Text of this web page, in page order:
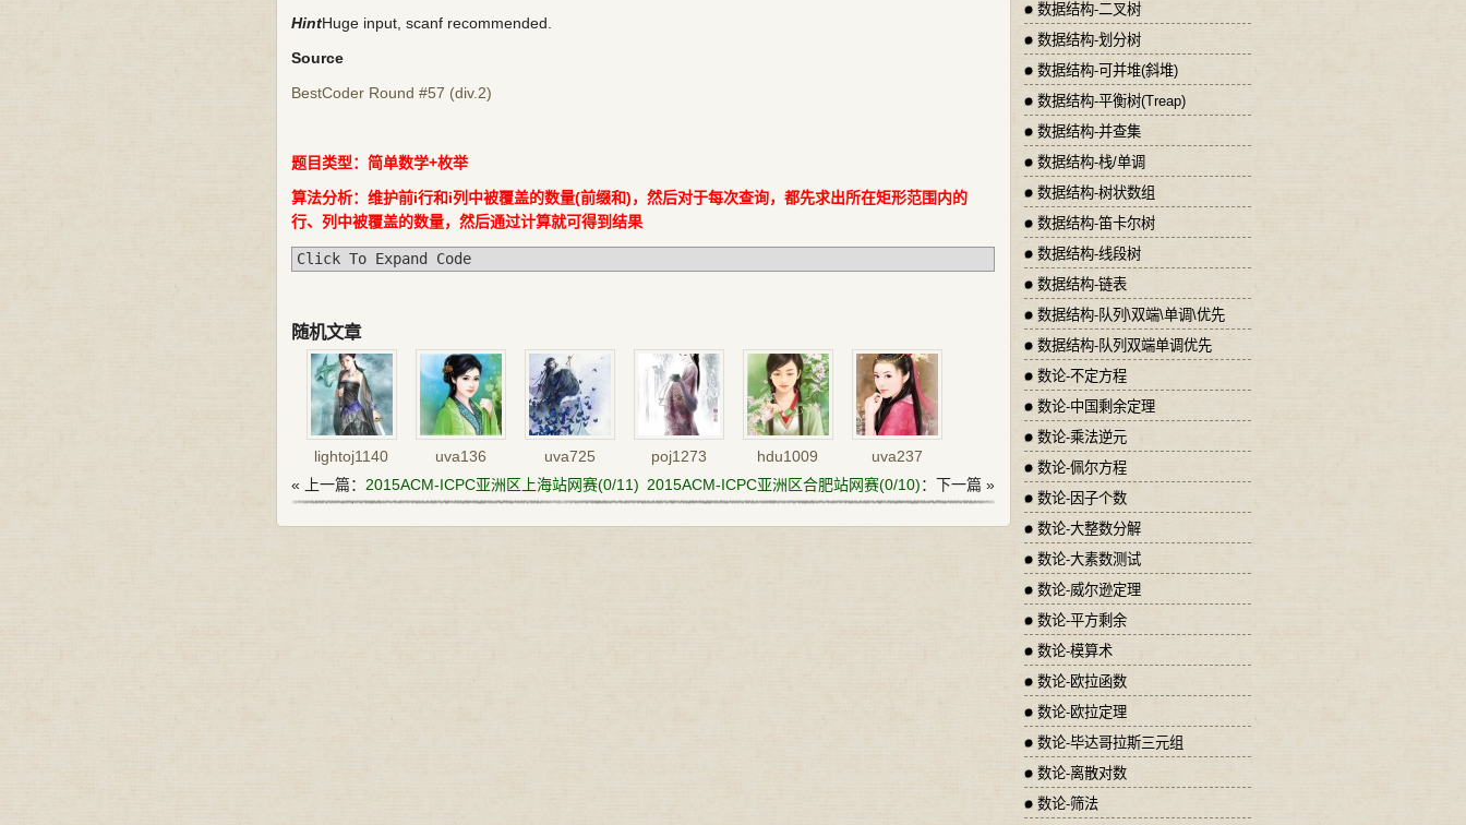
HintHuge input, scanf recommended.
Source
BestCoder Round #57 (div.2)
题目类型：简单数学+枚举
算法分析：维护前i行和i列中被覆盖的数量(前缀和)，然后对于每次查询，都先求出所在矩形范围内的
行、列中被覆盖的数量，然后通过计算就可得到结果
Click To Expand Code
随机文章
lightoj1140 uva136 uva725 poj1273 hdu1009
uva237
« 上一篇： 2015ACM-ICPC亚洲区上海站网赛(0/11) 2015ACM-ICPC亚洲区合肥站网赛(0/10)：下一篇 »
数据结构-二叉树
数据结构-划分树
数据结构-可并堆(斜堆)
数据结构-平衡树(Treap)
数据结构-并查集
数据结构-栈/单调
数据结构-树状数组
数据结构-笛卡尔树
数据结构-线段树
数据结构-链表
数据结构-队列\双端\单调\优先
数据结构-队列双端单调优先
数论-不定方程
数论-中国剩余定理
数论-乘法逆元
数论-佩尔方程
数论-因子个数
数论-大整数分解
数论-大素数测试
数论-威尔逊定理
数论-平方剩余
数论-模算术
数论-欧拉函数
数论-欧拉定理
数论-毕达哥拉斯三元组
数论-离散对数
数论-筛法